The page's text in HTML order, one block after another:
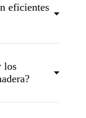
eficientes
los